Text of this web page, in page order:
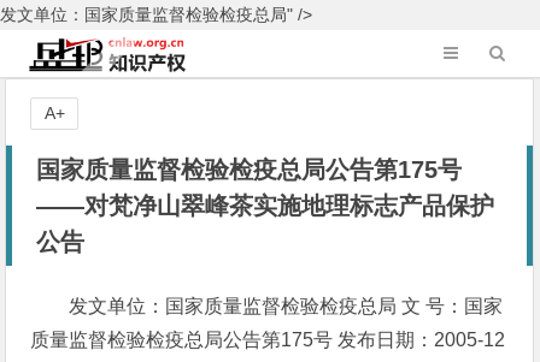
发文单位：国家质量监督检验检疫总局" />
国家质量监督检验检疫总局公告第175号
——对梵净山翠峰茶实施地理标志产品保护
公告
发文单位：国家质量监督检验检疫总局 文 号：国家
质量监督检验检疫总局公告第175号 发布日期：2005-12
A+